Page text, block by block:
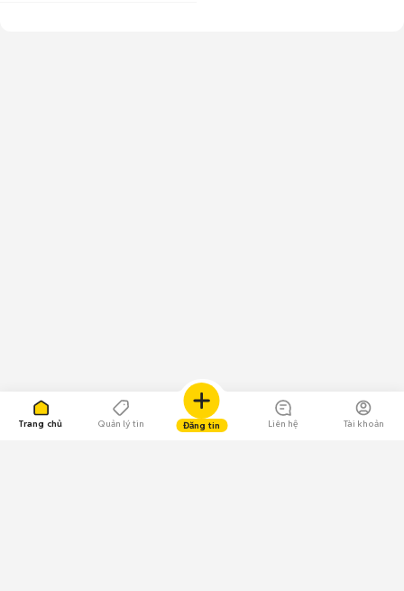
Trang chủ Quản lý tin Đăng tin Liên hệ Tài khoản